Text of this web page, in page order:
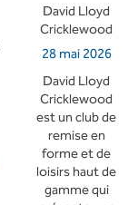
David Lloyd
Cricklewood
28 mai 2026
David Lloyd
Cricklewood
est un club de
remise en
forme et de
loisirs haut de
gamme qui